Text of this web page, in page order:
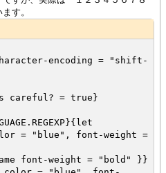
す。
encoding = "shift-
= true}
= "blue", font-weight =
font-weight = "bold" }}